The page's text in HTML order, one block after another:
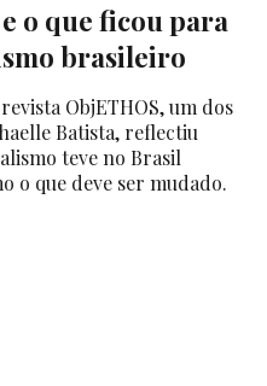
o que ficou para
brasileiro
ObjETHOS, um dos
Batista, reflectiu
teve no Brasil
o que deve ser mudado.